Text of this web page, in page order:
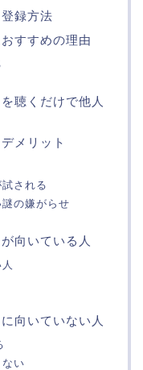
録方法
すすめの理由
聴くだけで他人
メリット
される
の嫌がらせ
向いている人
向いていない人
い